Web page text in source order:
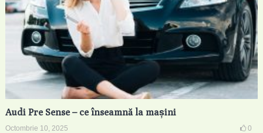
Audi Pre Sense – ce înseamnă la mașini
Octombrie 10, 2025 0